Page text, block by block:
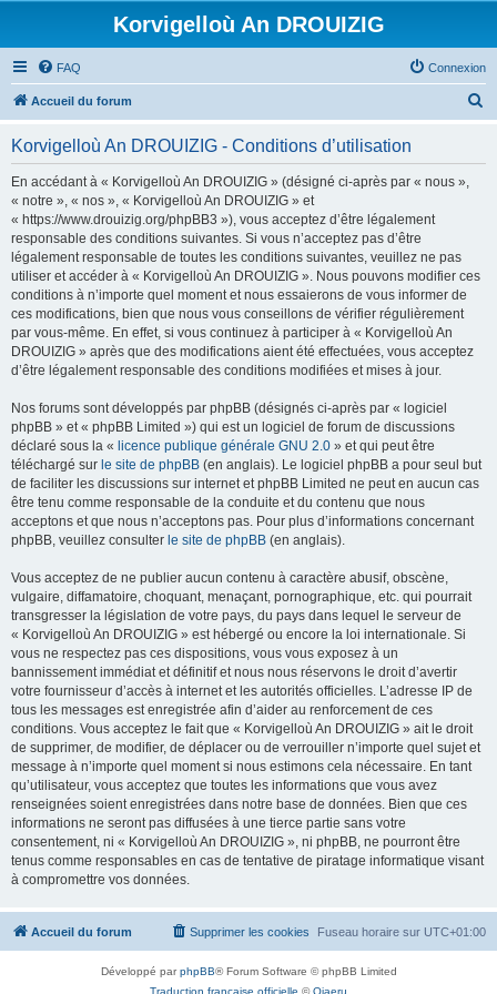
Korvigelloù An DROUIZIG
FAQ Connexion
Accueil du forum
Korvigelloù An DROUIZIG - Conditions d’utilisation
En accédant à « Korvigelloù An DROUIZIG » (désigné ci-après par « nous »,
« notre », « nos », « Korvigelloù An DROUIZIG » et
« https://www.drouizig.org/phpBB3 »), vous acceptez d’être légalement
responsable des conditions suivantes. Si vous n’acceptez pas d’être
légalement responsable de toutes les conditions suivantes, veuillez ne pas
utiliser et accéder à « Korvigelloù An DROUIZIG ». Nous pouvons modifier ces
conditions à n’importe quel moment et nous essaierons de vous informer de
ces modifications, bien que nous vous conseillons de vérifier régulièrement
par vous-même. En effet, si vous continuez à participer à « Korvigelloù An
DROUIZIG » après que des modifications aient été effectuées, vous acceptez
d’être légalement responsable des conditions modifiées et mises à jour.
Nos forums sont développés par phpBB (désignés ci-après par « logiciel
phpBB » et « phpBB Limited ») qui est un logiciel de forum de discussions
déclaré sous la « licence publique générale GNU 2.0 » et qui peut être
téléchargé sur le site de phpBB (en anglais). Le logiciel phpBB a pour seul but
de faciliter les discussions sur internet et phpBB Limited ne peut en aucun cas
être tenu comme responsable de la conduite et du contenu que nous
acceptons et que nous n’acceptons pas. Pour plus d’informations concernant
phpBB, veuillez consulter le site de phpBB (en anglais).
Vous acceptez de ne publier aucun contenu à caractère abusif, obscène,
vulgaire, diffamatoire, choquant, menaçant, pornographique, etc. qui pourrait
transgresser la législation de votre pays, du pays dans lequel le serveur de
« Korvigelloù An DROUIZIG » est hébergé ou encore la loi internationale. Si
vous ne respectez pas ces dispositions, vous vous exposez à un
bannissement immédiat et définitif et nous nous réservons le droit d’avertir
votre fournisseur d’accès à internet et les autorités officielles. L’adresse IP de
tous les messages est enregistrée afin d’aider au renforcement de ces
conditions. Vous acceptez le fait que « Korvigelloù An DROUIZIG » ait le droit
de supprimer, de modifier, de déplacer ou de verrouiller n’importe quel sujet et
message à n’importe quel moment si nous estimons cela nécessaire. En tant
qu’utilisateur, vous acceptez que toutes les informations que vous avez
renseignées soient enregistrées dans notre base de données. Bien que ces
informations ne seront pas diffusées à une tierce partie sans votre
consentement, ni « Korvigelloù An DROUIZIG », ni phpBB, ne pourront être
tenus comme responsables en cas de tentative de piratage informatique visant
à compromettre vos données.
Accueil du forum Fuseau horaire sur UTC+01:00
Supprimer les cookies
Développé parphpBB® Forum Software © phpBB Limited
Traduction française officielle ©Qiaeru